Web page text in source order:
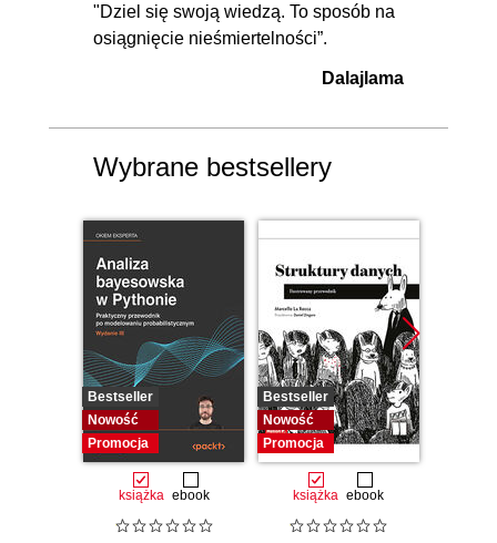
"Dziel się swoją wiedzą. To sposób na
osiągnięcie nieśmiertelności”.
Dalajlama
Wybrane bestsellery
Bestseller
Nowość
Promocja
książka ebook
Bestseller
Nowość
Promocja
książka ebook